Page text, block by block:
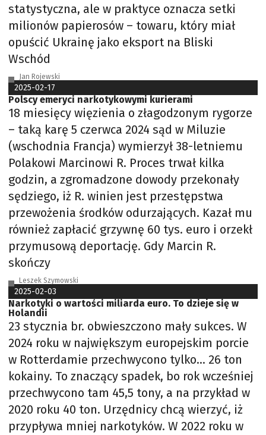
statystyczna, ale w praktyce oznacza setki
milionów papierosów – towaru, który miał
opuścić Ukrainę jako eksport na Bliski
Wschód
Jan Rojewski
2025-02-17
Polscy emeryci narkotykowymi kurierami
18 miesięcy więzienia o złagodzonym rygorze
– taką karę 5 czerwca 2024 sąd w Miluzie
(wschodnia Francja) wymierzył 38-letniemu
Polakowi Marcinowi R. Proces trwał kilka
godzin, a zgromadzone dowody przekonały
sędziego, iż R. winien jest przestępstwa
przewożenia środków odurzających. Kazał mu
również zapłacić grzywnę 60 tys. euro i orzekł
przymusową deportację. Gdy Marcin R.
skończy
Leszek Szymowski
2025-02-03
Narkotyki o wartości miliarda euro. To dzieje się w
Holandii
23 stycznia br. obwieszczono mały sukces. W
2024 roku w największym europejskim porcie
w Rotterdamie przechwycono tylko… 26 ton
kokainy. To znaczący spadek, bo rok wcześniej
przechwycono tam 45,5 tony, a na przykład w
2020 roku 40 ton. Urzędnicy chcą wierzyć, iż
przypływa mniej narkotyków. W 2022 roku w